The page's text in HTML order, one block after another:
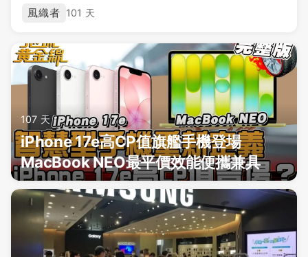
風織者 101 天
107 天
iPhone 17e高CP值旗艦手機登場
MacBook NEO最平價效能便攜兼具